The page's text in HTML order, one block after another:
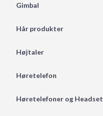
Gimbal
Hår produkter
Højtaler
Høretelefon
Høretelefoner og Headset